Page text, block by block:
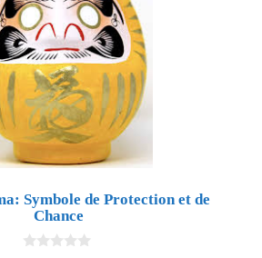
Symbole de Protection et de
Chance